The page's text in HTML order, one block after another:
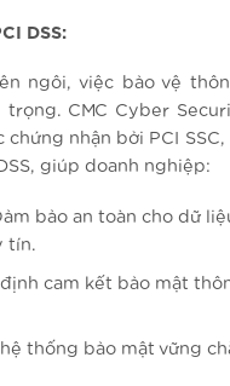
DSS:
ngôi, việc bảo vệ
CMC Cyber
nhận bởi PCI SSC,
giúp doanh nghiệp:
bảo an toàn cho dữ
tín.
cam kết bảo mật
thống bảo mật vững